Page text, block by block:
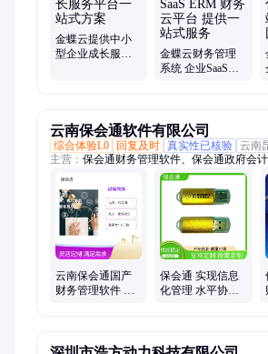
金蝶云提供中小
型企业成长服务
金蝶云财务管理
系统 企业SaaS
云南保会通软件有限公司
综合体验L0
回复及时 真实性已核验 云南
主营： 保会通财务管理软件、保会通政府会计
管理软件、保会通企业管理一体化软件、保
保会通预算管理软件、保会通绩效管理软件
件、保会通书香门第家谱管理软件、保会通
业一体化软件、保会通财政一体化管理系统
云南保会通国产
财务管理软件 免
保会通 实现信息
化管理 水平协同